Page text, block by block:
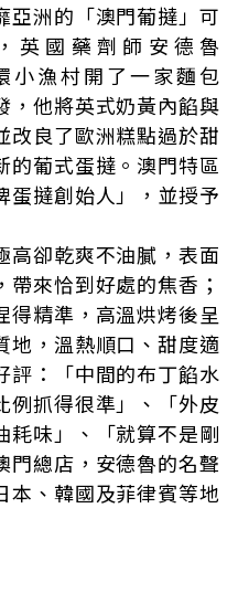
亞洲的「澳門葡撻」可
英國藥劑師安德魯
小漁村開了一家麵包
，他將英式奶黃內餡與
改良了歐洲糕點過於甜
的葡式蛋撻。澳門特區
蛋撻創始人」，並授予
高卻乾爽不油膩，表面
來恰到好處的焦香；
得精準，高溫烘烤後呈
地，溫熱順口、甜度適
評：「中間的布丁餡水
例抓得很準」、「外皮
耗味」、「就算不是剛
門總店，安德魯的名聲
本、韓國及菲律賓等地